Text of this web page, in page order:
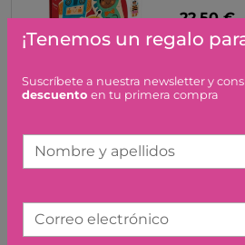
22,50 €
¡Tenemos un regalo
Suscríbete a nuestra newsletter y
descuento en tu primera compra
Nombre y apellidos
Correo electrónico